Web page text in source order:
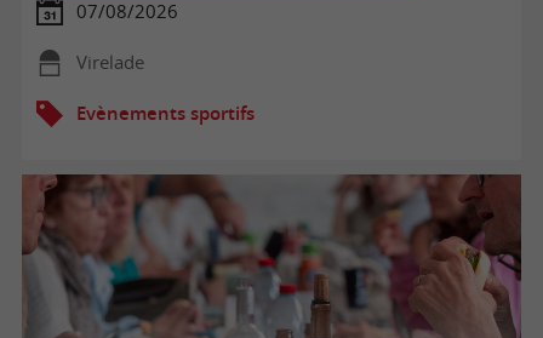
07/08/2026
Virelade
Evènements sportifs